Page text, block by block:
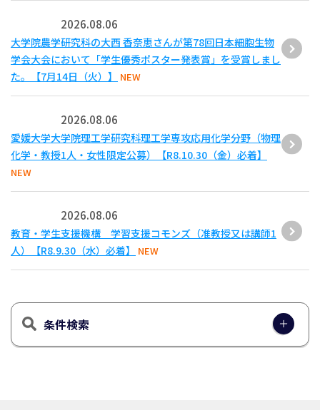
2026.08.06
大学院農学研究科の大西 香奈恵さんが第78回日本細胞生物
学会大会において「学生優秀ポスター発表賞」を受賞しまし
た。【7月14日（火）】
NEW
2026.08.06
愛媛大学大学院理工学研究科理工学専攻応用化学分野（物理
化学・教授1人・女性限定公募）【R8.10.30（金）必着】
NEW
2026.08.06
教育・学生支援機構 学習支援コモンズ（准教授又は講師1
人）【R8.9.30（水）必着】
NEW
条件検索